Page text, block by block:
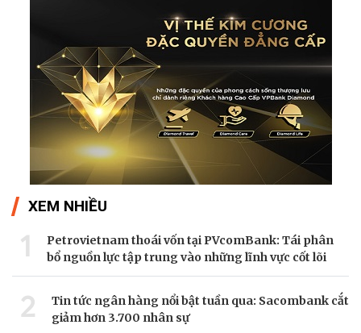
XEM NHIỀU
1
Petrovietnam thoái vốn tại PVcomBank: Tái phân
bổ nguồn lực tập trung vào những lĩnh vực cốt lõi
2
Tin tức ngân hàng nổi bật tuần qua: Sacombank cắt
giảm hơn 3.700 nhân sự